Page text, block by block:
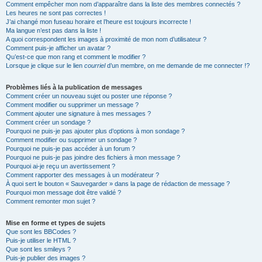
Comment empêcher mon nom d’apparaître dans la liste des membres connectés ?
Les heures ne sont pas correctes !
J’ai changé mon fuseau horaire et l’heure est toujours incorrecte !
Ma langue n’est pas dans la liste !
A quoi correspondent les images à proximité de mon nom d’utilisateur ?
Comment puis-je afficher un avatar ?
Qu’est-ce que mon rang et comment le modifier ?
Lorsque je clique sur le lien courrield’un membre, on me demande de me connecter !?
Problèmes liés à la publication de messages
Comment créer un nouveau sujet ou poster une réponse ?
Comment modifier ou supprimer un message ?
Comment ajouter une signature à mes messages ?
Comment créer un sondage ?
Pourquoi ne puis-je pas ajouter plus d’options à mon sondage ?
Comment modifier ou supprimer un sondage ?
Pourquoi ne puis-je pas accéder à un forum ?
Pourquoi ne puis-je pas joindre des fichiers à mon message ?
Pourquoi ai-je reçu un avertissement ?
Comment rapporter des messages à un modérateur ?
À quoi sert le bouton « Sauvegarder » dans la page de rédaction de message ?
Pourquoi mon message doit être validé ?
Comment remonter mon sujet ?
Mise en forme et types de sujets
Que sont les BBCodes ?
Puis-je utiliser le HTML ?
Que sont les smileys ?
Puis-je publier des images ?